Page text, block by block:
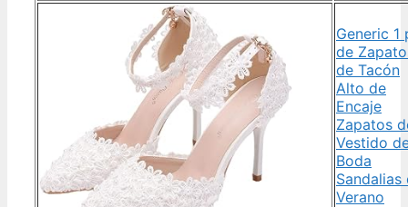
Generic 1
de
de Tacón
Alto de
Encaje
Zapatos
Vestido
Boda
Sandalias
Verano